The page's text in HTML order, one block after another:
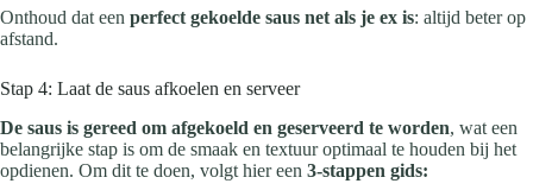
Onthoud dat een perfect gekoelde saus net als je ex is: altijd beter op
afstand.
Stap 4: Laat de saus afkoelen en serveer
De saus is gereed om afgekoeld en geserveerd te worden, wat een
belangrijke stap is om de smaak en textuur optimaal te houden bij het
opdienen. Om dit te doen, volgt hier een 3-stappen gids: